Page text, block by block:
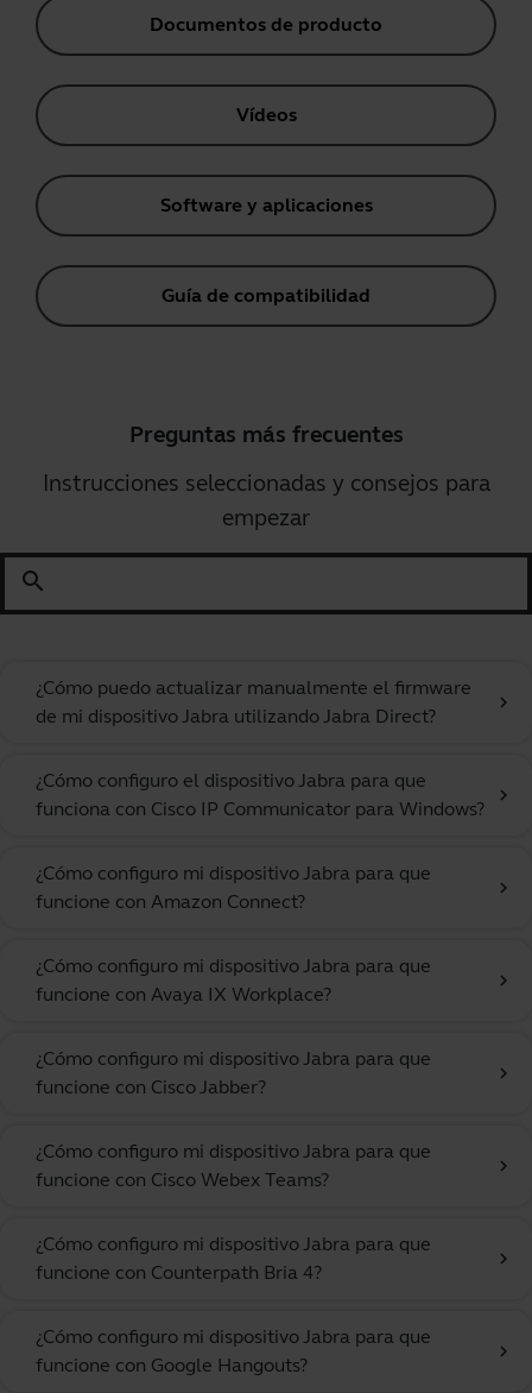
Documentos de producto
Vídeos
Software y aplicaciones
Guía de compatibilidad
Preguntas más frecuentes
Instrucciones seleccionadas y consejos para
empezar
search
¿Cómo puedo actualizar manualmente el firmware
de mi dispositivo Jabra utilizando Jabra Direct?
chevron_right
¿Cómo configuro el dispositivo Jabra para que
funciona con Cisco IP Communicator para Windows?
chevron_right
¿Cómo configuro mi dispositivo Jabra para que
funcione con Amazon Connect?
chevron_right
¿Cómo configuro mi dispositivo Jabra para que
funcione con Avaya IX Workplace?
chevron_right
¿Cómo configuro mi dispositivo Jabra para que
funcione con Cisco Jabber?
chevron_right
¿Cómo configuro mi dispositivo Jabra para que
funcione con Cisco Webex Teams?
chevron_right
¿Cómo configuro mi dispositivo Jabra para que
funcione con Counterpath Bria 4?
chevron_right
¿Cómo configuro mi dispositivo Jabra para que
funcione con Google Hangouts?
chevron_right